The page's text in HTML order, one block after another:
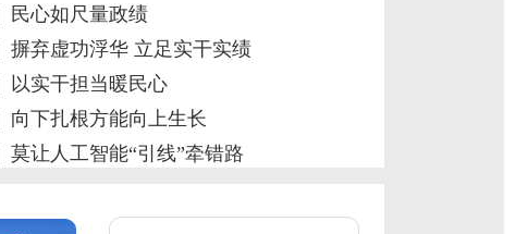
民心如尺量政绩
摒弃虚功浮华 立足实干实绩
以实干担当暖民心
向下扎根方能向上生长
莫让人工智能“引线”牵错路